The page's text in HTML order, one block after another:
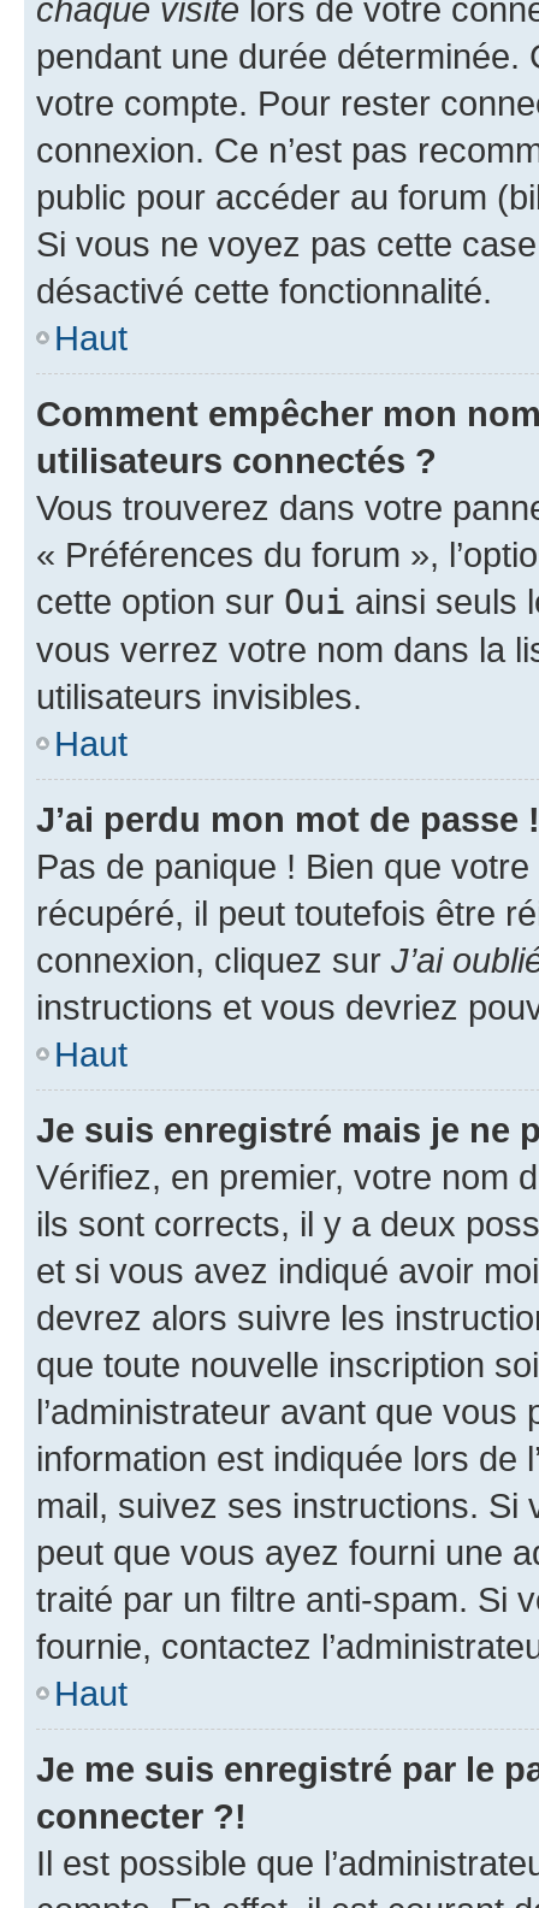
chaque visite lors de votre
pendant une durée déterminée.
votre compte. Pour rester
connexion. Ce n’est pas
public pour accéder au forum
Si vous ne voyez pas cette
désactivé cette fonctionnalité.
Haut
Comment empêcher mon
utilisateurs connectés ?
Vous trouverez dans votre
« Préférences du forum »,
cette option sur Oui ainsi seuls
vous verrez votre nom dans la
utilisateurs invisibles.
Haut
J’ai perdu mon mot de passe !
Pas de panique ! Bien que
récupéré, il peut toutefois être
connexion, cliquez sur J’ai
instructions et vous devriez
Haut
Je suis enregistré mais je ne
Vérifiez, en premier, votre nom
ils sont corrects, il y a deux
et si vous avez indiqué avoir
devrez alors suivre les
que toute nouvelle inscription
l’administrateur avant que
information est indiquée lors de
mail, suivez ses instructions. Si
peut que vous ayez fourni une
traité par un filtre anti-spam. Si
fournie, contactez
Haut
Je me suis enregistré par le
connecter ?!
Il est possible que